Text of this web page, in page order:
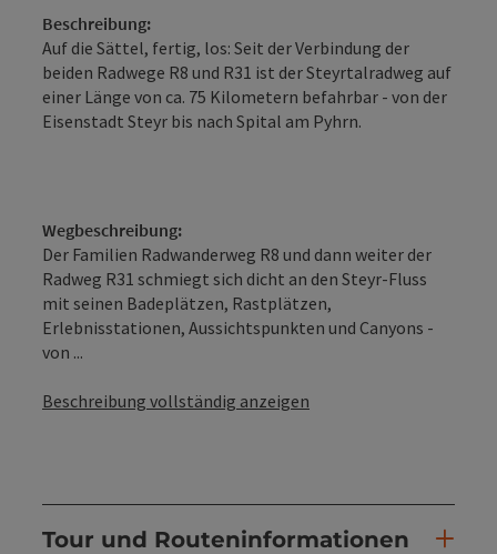
Beschreibung:
Auf die Sättel, fertig, los: Seit der Verbindung der
beiden Radwege R8 und R31 ist der Steyrtalradweg auf
einer Länge von ca. 75 Kilometern befahrbar - von der
Eisenstadt Steyr bis nach Spital am Pyhrn.
Wegbeschreibung:
Der Familien Radwanderweg R8 und dann weiter der
Radweg R31 schmiegt sich dicht an den Steyr-Fluss
mit seinen Badeplätzen, Rastplätzen,
Erlebnisstationen, Aussichtspunkten und Canyons -
von ...
Beschreibung vollständig anzeigen
Tour und Routeninformationen